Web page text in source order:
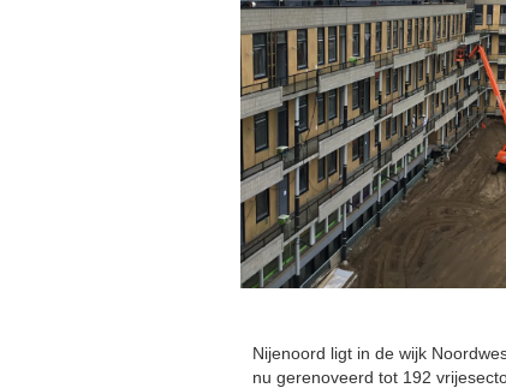
Nijenoord ligt in de wijk
nu gerenoveerd tot 192